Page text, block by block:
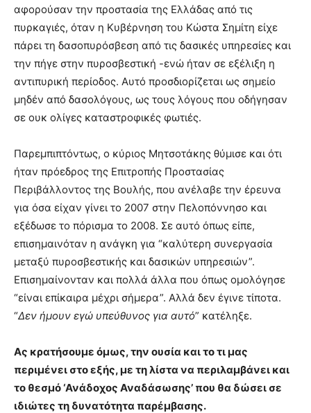
αφορούσαν την προστασία της Ελλάδας από τις
πυρκαγιές, όταν η Κυβέρνηση του Κώστα Σημίτη είχε
πάρει τη δασοπυρόσβεση από τις δασικές υπηρεσίες και
την πήγε στην πυροσβεστική -ενώ ήταν σε εξέλιξη η
αντιπυρική περίοδος. Αυτό προσδιορίζεται ως σημείο
μηδέν από δασολόγους, ως τους λόγους που οδήγησαν
σε ουκ ολίγες καταστροφικές φωτιές.
Παρεμπιπτόντως, ο κύριος Μητσοτάκης θύμισε και ότι
ήταν πρόεδρος της Επιτροπής Προστασίας
Περιβάλλοντος της Βουλής, που ανέλαβε την έρευνα
για όσα είχαν γίνει το 2007 στην Πελοπόννησο και
εξέδωσε το πόρισμα το 2008. Σε αυτό όπως είπε,
επισημαινόταν η ανάγκη για “καλύτερη συνεργασία
μεταξύ πυροσβεστικής και δασικών υπηρεσιών”.
Επισημαίνονταν και πολλά άλλα που όπως ομολόγησε
“είναι επίκαιρα μέχρι σήμερα”. Αλλά δεν έγινε τίποτα.
“Δεν ήμουν εγώ υπεύθυνος για αυτό” κατέληξε.
Ας κρατήσουμε όμως, την ουσία και το τι μας
περιμένει στο εξής, με τη λίστα να περιλαμβάνει και
το θεσμό ‘Ανάδοχος Αναδάσωσης’ που θα δώσει σε
ιδιώτες τη δυνατότητα παρέμβασης.